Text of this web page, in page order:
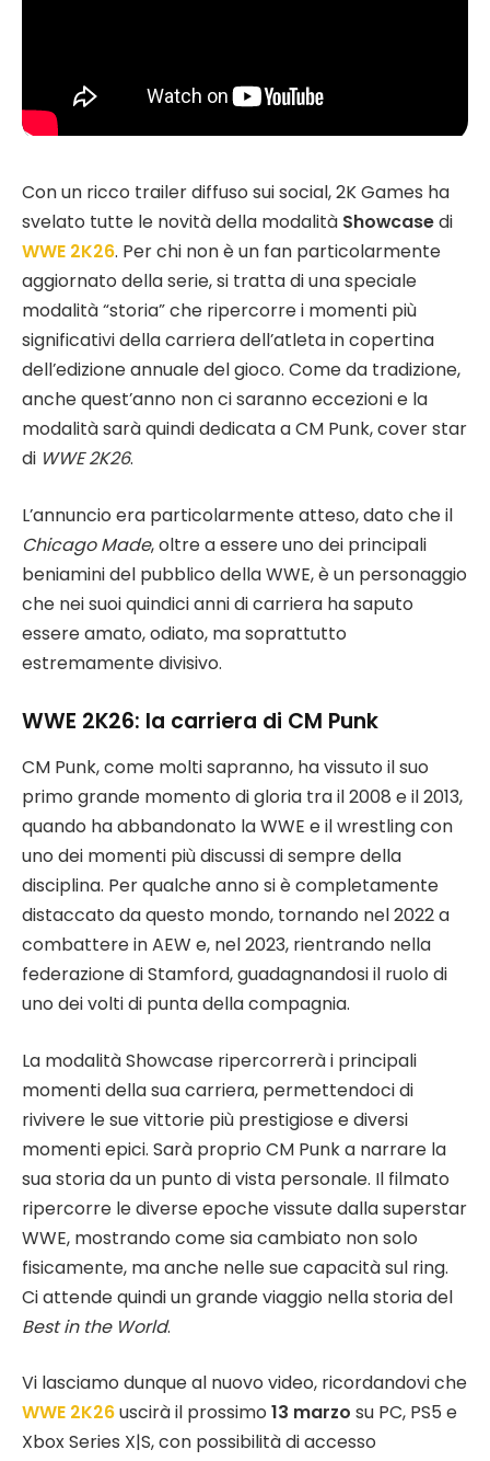
Con un ricco trailer diffuso sui social, 2K Games ha
svelato tutte le novità della modalità Showcasedi
WWE 2K26. Per chi non è un fan particolarmente
aggiornato della serie, si tratta di una speciale
modalità “storia” che ripercorre i momenti più
significativi della carriera dell’atleta in copertina
dell’edizione annuale del gioco. Come da tradizione,
anche quest’anno non ci saranno eccezioni e la
modalità sarà quindi dedicata a CM Punk, cover star
di WWE 2K26.
L’annuncio era particolarmente atteso, dato che il
Chicago Made, oltre a essere uno dei principali
beniamini del pubblico della WWE, è un personaggio
che nei suoi quindici anni di carriera ha saputo
essere amato, odiato, ma soprattutto
estremamente divisivo.
WWE 2K26: la carriera di CM Punk
CM Punk, come molti sapranno, ha vissuto il suo
primo grande momento di gloria tra il 2008 e il 2013,
quando ha abbandonato la WWE e il wrestling con
uno dei momenti più discussi di sempre della
disciplina. Per qualche anno si è completamente
distaccato da questo mondo, tornando nel 2022 a
combattere in AEW e, nel 2023, rientrando nella
federazione di Stamford, guadagnandosi il ruolo di
uno dei volti di punta della compagnia.
La modalità Showcase ripercorrerà i principali
momenti della sua carriera, permettendoci di
rivivere le sue vittorie più prestigiose e diversi
momenti epici. Sarà proprio CM Punk a narrare la
sua storia da un punto di vista personale. Il filmato
ripercorre le diverse epoche vissute dalla superstar
WWE, mostrando come sia cambiato non solo
fisicamente, ma anche nelle sue capacità sul ring.
Ci attende quindi un grande viaggio nella storia del
Best in the World.
Vi lasciamo dunque al nuovo video, ricordandovi che
WWE 2K26uscirà il prossimo 13 marzo su PC, PS5 e
Xbox Series X|S, con possibilità di accesso